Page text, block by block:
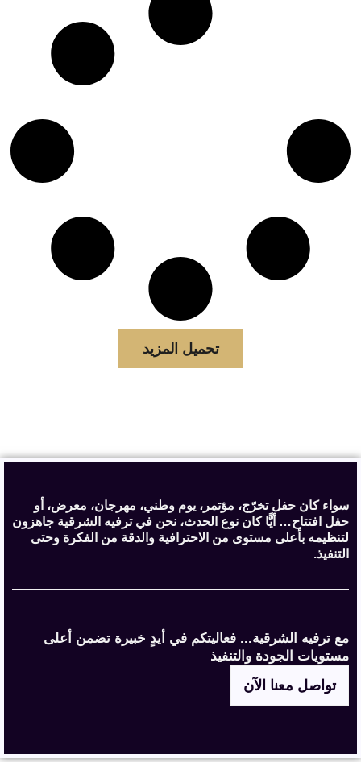
تحميل المزيد
سواء كان حفل تخرّج، مؤتمر، يوم وطني، مهرجان، معرض، أو
حفل افتتاح… أيًّا كان نوع الحدث، نحن في ترفيه الشرقية جاهزون
لتنظيمه بأعلى مستوى من الاحترافية والدقة من الفكرة وحتى
التنفيذ.
مع ترفيه الشرقية... فعاليتكم في أيدٍ خبيرة تضمن أعلى
مستويات الجودة والتنفيذ
تواصل معنا الآن